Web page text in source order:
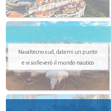
Navaltecnosud, datemi un punto
e vi solleverò il mondo nautico